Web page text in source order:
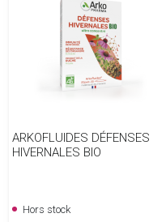
ARKOFLUIDES DÉFENSES
HIVERNALES BIO
Hors stock